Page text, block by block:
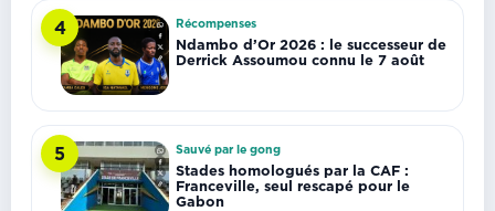
4 Récompenses
Ndambo d’Or 2026 : le successeur de
Derrick Assoumou connu le 7 août
5 Sauvé par le gong
Stades homologués par la CAF :
Franceville, seul rescapé pour le
Gabon